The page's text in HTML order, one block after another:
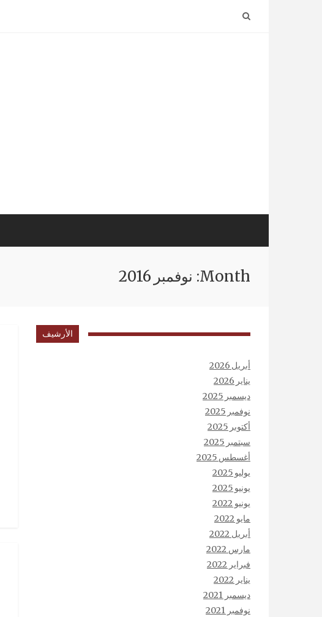
Month: نوفمبر 2016
الأرشيف
أبريل 2026
يناير 2026
ديسمبر 2025
نوفمبر 2025
أكتوبر 2025
سبتمبر 2025
أغسطس 2025
يوليو 2025
يونيو 2025
يونيو 2022
مايو 2022
أبريل 2022
مارس 2022
فبراير 2022
يناير 2022
ديسمبر 2021
نوفمبر 2021